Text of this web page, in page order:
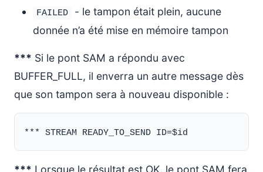
FAILED
- le tampon était plein, aucune
donnée n’a été mise en mémoire tampon
*** Si le pont SAM a répondu avec
BUFFER_FULL, il enverra un autre message dès
que son tampon sera à nouveau disponible :
*** Lorsque le résultat est OK, le pont SAM fera